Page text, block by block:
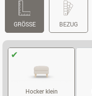
GRÖSSE BEZUG
Hocker klein